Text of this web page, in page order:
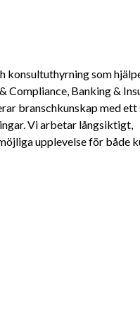
konsultuthyrning som
Banking &
branschkunskap med
Vi arbetar långsiktigt,
upplevelse för både